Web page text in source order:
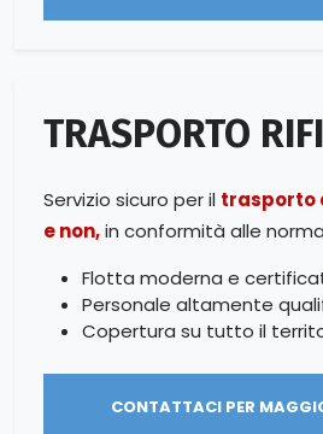
TRASPORTO
Servizio sicuro per il trasporto
e non,in conformità alle
Flotta moderna e
Personale altamente
Copertura su tutto il
CONTATTACI PER